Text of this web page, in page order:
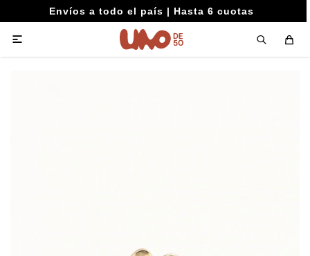
Envíos a todo el país | Hasta 6 cuotas
